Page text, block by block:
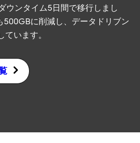
ウンタイム5日間で移行しまし
500GBに削減し、データドリブン
います。